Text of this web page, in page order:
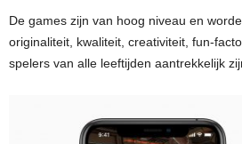
De games zijn van hoog niveau en
originaliteit, kwaliteit, creativiteit, fun-
spelers van alle leeftijden aantrekkelijk